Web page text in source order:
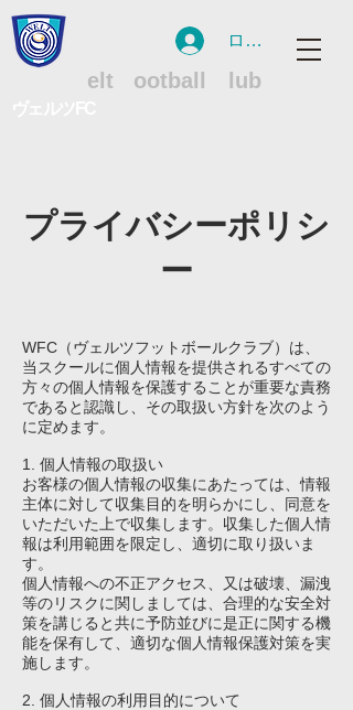
ログイン
elt ootball lub
プライバシーポリシ
ー
WFC（ヴェルツフットボールクラブ）は、
当スクールに個人情報を提供されるすべての
方々の個人情報を保護することが重要な責務
であると認識し、その取扱い方針を次のよう
に定めます。
1. 個人情報の取扱い
お客様の個人情報の収集にあたっては、情報
主体に対して収集目的を明らかにし、同意を
いただいた上で収集します。収集した個人情
報は利用範囲を限定し、適切に取り扱いま
す。
個人情報への不正アクセス、又は破壊、漏洩
等のリスクに関しましては、合理的な安全対
策を講じると共に予防並びに是正に関する機
能を保有して、適切な個人情報保護対策を実
施します。
2. 個人情報の利用目的について